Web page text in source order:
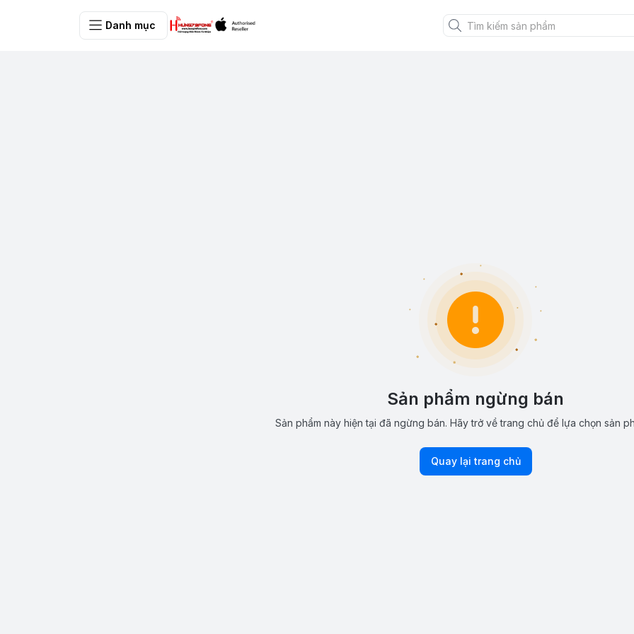
Danh mục
Sản phẩm ngừng bán
Sản phẩm này hiện tại đã ngừng bán. Hãy trở về trang chủ để lựa chọn sản
Quay lại trang chủ